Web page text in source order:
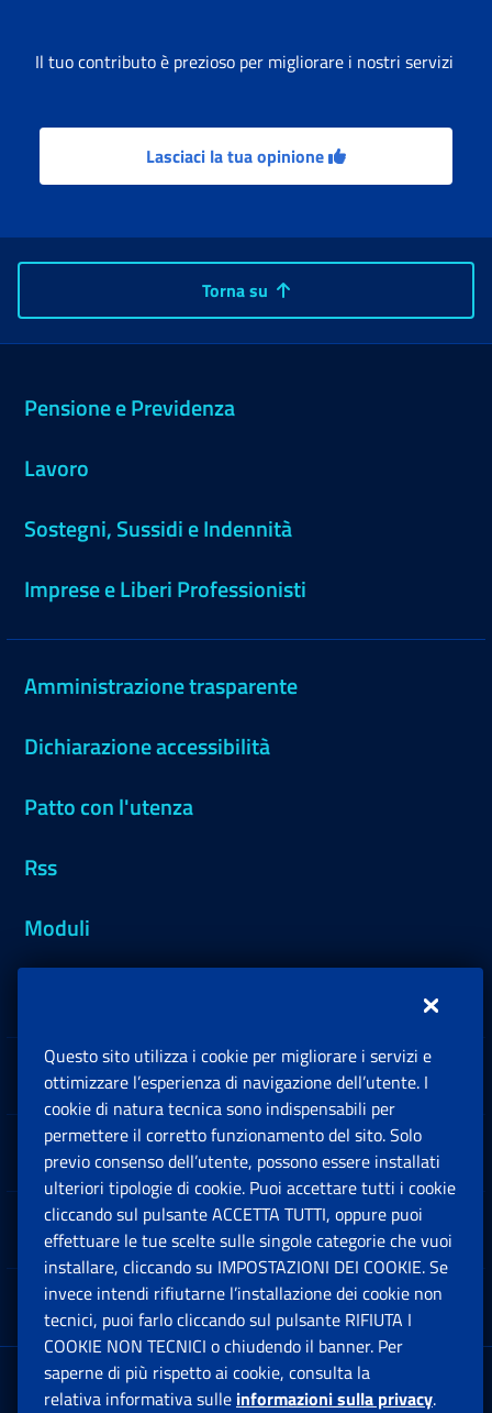
Il tuo contributo è prezioso per migliorare i nostri servizi
Lasciaci la tua opinione
Torna su
Pensione e Previdenza
Lavoro
Sostegni, Sussidi e Indennità
Imprese e Liberi Professionisti
Amministrazione trasparente
Dichiarazione accessibilità
Patto con l'utenza
Rss
Moduli
Sedi e Contatti
Software
Note Legali
App mobile
Sede Legale : Via Ciro il Grande, 21
Questo sito utilizza i cookie per migliorare i servizi e
ottimizzare l’esperienza di navigazione dell’utente. I
cookie di natura tecnica sono indispensabili per
permettere il corretto funzionamento del sito. Solo
previo consenso dell’utente, possono essere installati
ulteriori tipologie di cookie. Puoi accettare tutti i cookie
cliccando sul pulsante ACCETTA TUTTI, oppure puoi
effettuare le tue scelte sulle singole categorie che vuoi
installare, cliccando su IMPOSTAZIONI DEI COOKIE. Se
invece intendi rifiutarne l’installazione dei cookie non
tecnici, puoi farlo cliccando sul pulsante RIFIUTA I
COOKIE NON TECNICI o chiudendo il banner. Per
saperne di più rispetto ai cookie, consulta la
relativa informativa sulle informazioni sulla privacy.